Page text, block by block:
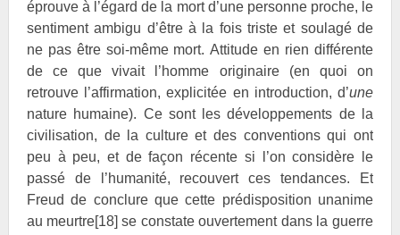
éprouve à l’égard de la mort d’une personne proche, le
sentiment ambigu d’être à la fois triste et soulagé de
ne pas être soi-même mort. Attitude en rien différente
de ce que vivait l’homme originaire (en quoi on
retrouve l’affirmation, explicitée en introduction, d’une
nature humaine). Ce sont les développements de la
civilisation, de la culture et des conventions qui ont
peu à peu, et de façon récente si l’on considère le
passé de l’humanité, recouvert ces tendances. Et
Freud de conclure que cette prédisposition unanime
au meurtre[18] se constate ouvertement dans la guerre